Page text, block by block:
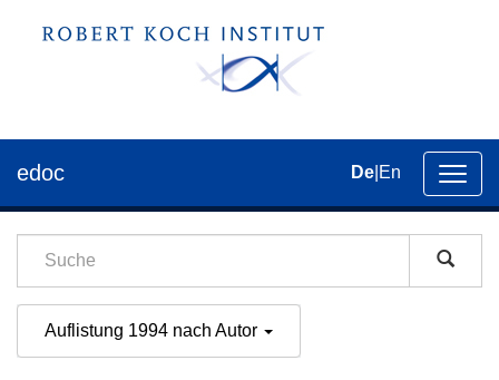
der
edoc De En
Auflistung 1994 nach Autor